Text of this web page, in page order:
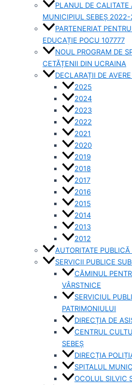
PLANUL DE CALITATE
MUNICIPIUL SEBEȘ
PARTENERIAT
EDUCAȚIE POCU 107777
NOUL PROGRAM DE
CETĂȚENII DIN UCRAINA
DECLARAȚII DE
2025
2024
2023
2022
2021
2020
2019
2018
2017
2016
2015
2014
2013
2012
AUTORITATE
SERVICII PUBLICE
CĂMINUL
VÂRSTNICE
SERVICIUL
PATRIMONIULUI
DIRECȚIA DE
CENTRUL
SEBEȘ
DIRECȚIA
SPITALUL
OCOLUL SILVIC